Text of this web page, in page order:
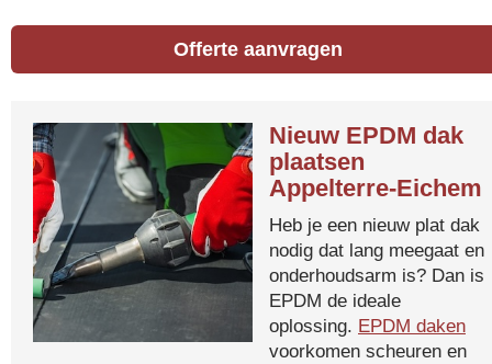
Offerte aanvragen
Nieuw EPDM dak
plaatsen
Appelterre-Eichem
Heb je een nieuw plat dak
nodig dat lang meegaat en
onderhoudsarm is? Dan is
EPDM de ideale
oplossing. EPDM daken
voorkomen scheuren en